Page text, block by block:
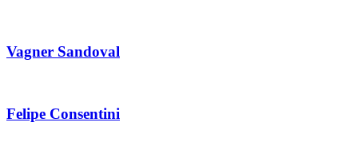
Vagner Sandoval
Felipe Consentini